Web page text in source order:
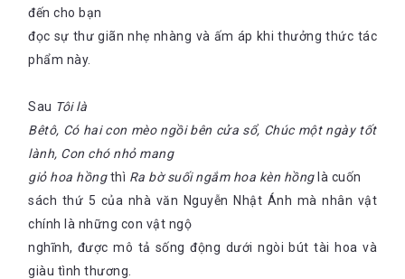
đến cho bạn
đọc sự thư giãn nhẹ nhàng và ấm áp khi thưởng thức tác
phẩm này.
Sau Tôi là
Bêtô, Có hai con mèo ngồi bên cửa sổ, Chúc một ngày tốt
lành, Con chó nhỏ mang
giỏ hoa hồngthì Ra bờ suối ngắm hoa kèn hồnglà cuốn
sách thứ 5 của nhà văn Nguyễn Nhật Ánh mà nhân vật
chính là những con vật ngộ
nghĩnh, được mô tả sống động dưới ngòi bút tài hoa và
giàu tình thương.